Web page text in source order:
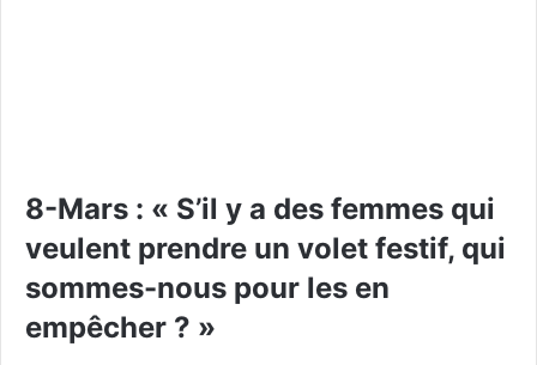
8-Mars : « S’il y a des femmes qui
veulent prendre un volet festif, qui
sommes-nous pour les en
empêcher ? »